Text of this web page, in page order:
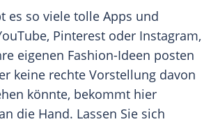
es so viele tolle Apps und
Pinterest oder Instagram,
eigenen Fashion-Ideen posten
keine rechte Vorstellung davon
könnte, bekommt hier
die Hand. Lassen Sie sich